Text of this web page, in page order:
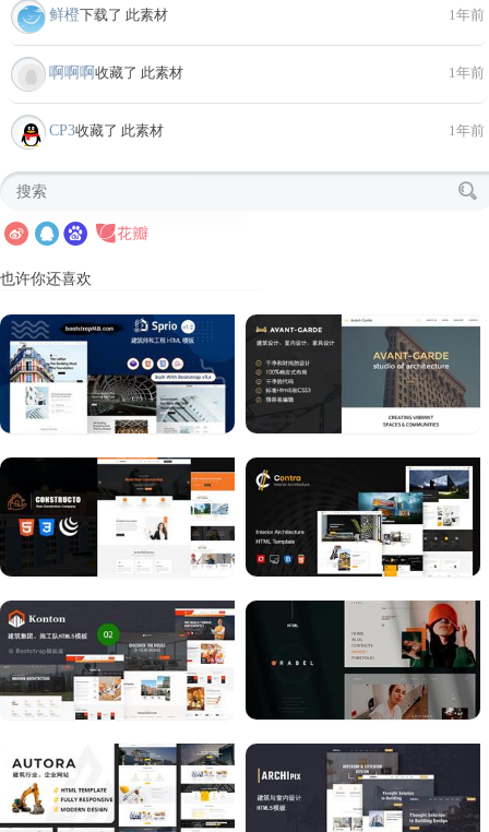
鲜橙下载了 此素材 1年前
啊啊啊 收藏了 此素材 1年前
CP3收藏了 此素材 1年前
也许你还喜欢